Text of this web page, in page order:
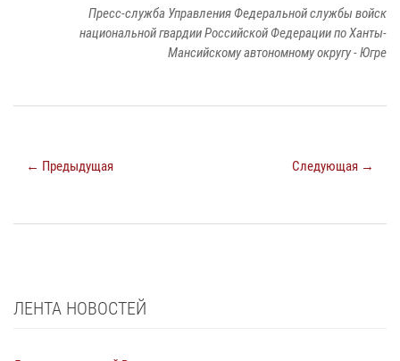
Пресс-служба Управления Федеральной службы войск
национальной гвардии Российской Федерации по Ханты-
Мансийскому автономному округу - Югре
← Предыдущая Следующая →
ЛЕНТА НОВОСТЕЙ